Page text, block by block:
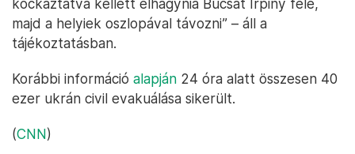
kockáztatva kellett elhagynia Bucsát Irpiny felé,
majd a helyiek oszlopával távozni” – áll a
tájékoztatásban.
Korábbi információ alapján 24 óra alatt összesen 40
ezer ukrán civil evakuálása sikerült.
(CNN)